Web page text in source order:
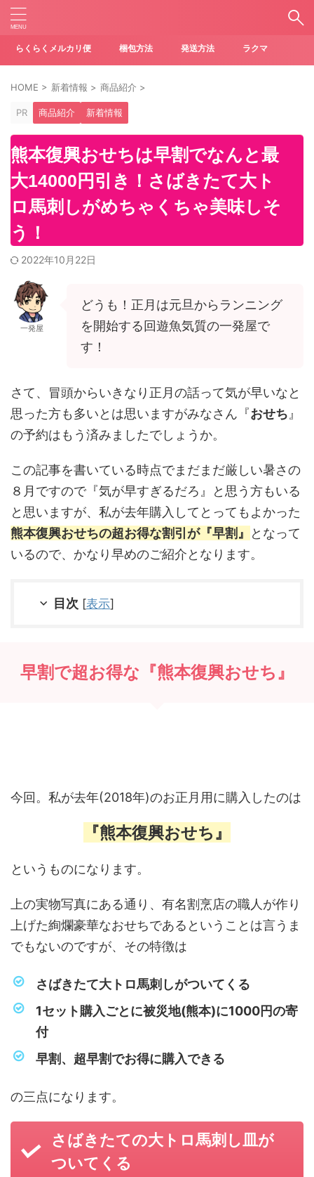
らくらくメルカリ便 梱包方法 発送方法 ラクマ
HOME > 新着情報 > 商品紹介 >
PR 商品紹介 新着情報
熊本復興おせちは早割でなんと最
大14000円引き！さばきたて大ト
ロ馬刺しがめちゃくちゃ美味しそ
う！
2022年10月22日
一発屋
どうも！正月は元旦からランニング
を開始する回遊魚気質の一発屋で
す！
さて、冒頭からいきなり正月の話って気が早いなと
思った方も多いとは思いますがみなさん『おせち 』
の予約はもう済みましたでしょうか。
この記事を書いている時点でまだまだ厳しい暑さの
８月ですので『気が早すぎるだろ』と思う方もいる
と思いますが、私が去年購入してとってもよかった
熊本復興おせちの超お得な割引が『早割』
となって
いるので、かなり早めのご紹介となります。
目次 [表示]
早割で超お得な『熊本復興おせち』
今回。私が去年(2018年)のお正月用に購入したのは
『熊本復興おせち』
というものになります。
上の実物写真にある通り、有名割烹店の職人が作り
上げた絢爛豪華なおせちであるということは言うま
でもないのですが、その特徴は
さばきたて大トロ馬刺しがついてくる
1セット購入ごとに被災地(熊本)に1000円の寄
付
早割、超早割でお得に購入できる
の三点になります。
さばきたての大トロ馬刺し皿が
ついてくる